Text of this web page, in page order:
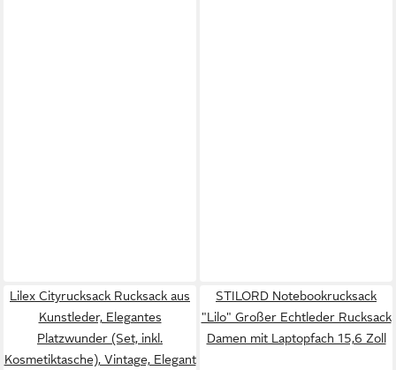
Lilex Cityrucksack Rucksack aus
Kunstleder, Elegantes
Platzwunder (Set, inkl.
Kosmetiktasche), Vintage, Elegant
STILORD Notebookrucksack
"Lilo" Großer Echtleder Rucksack
Damen mit Laptopfach 15,6 Zoll